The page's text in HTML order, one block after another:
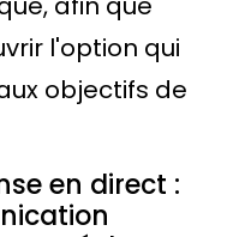
l'option qui
objectifs de
en direct :